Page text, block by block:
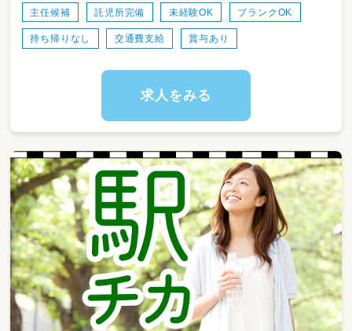
＜ 保育の内容 ＞例
・7:30~9:00 自由遊び
・9:00~2歳児まではおやつ後、設定保育（戸外活
・12:00~給食、その後お昼寝
・14:30~起床、その後おやつ（幼児クラスは原則
・17:00~自由遊び（開所時間が長いため、「自由
た中から遊びを選んで行います）
・～19:00全園児降園
【こんな方が向いています♪】
・人の役に立ちたい、何より子どもが大好きな
人！
・自分から意見を発信でき、それを実行できる方
・年齢やキャリアは問いません！自分で学ぶ意欲
のある人
・大人数制の保育だとひとりひとりに対応しに
くいと感じる
目駅から徒歩で10分 近鉄大阪線 大阪上本町駅
近鉄大阪線 大阪上本町駅から徒歩で5分 大阪
メトロ谷町線 谷町九丁目駅から徒歩で10分
主任候補 託児所完備 未経験OK ブランクOK
持ち帰りなし 交通費支給 賞与あり
求人をみる